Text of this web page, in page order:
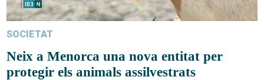
SOCIETAT
Neix a Menorca una nova entitat per
protegir els animals assilvestrats